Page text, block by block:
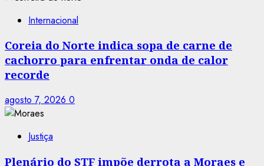
Internacional
Coreia do Norte indica sopa de carne de
cachorro para enfrentar onda de calor
recorde
agosto 7, 2026 0
Justiça
Plenário do STF impõe derrota a Moraes e